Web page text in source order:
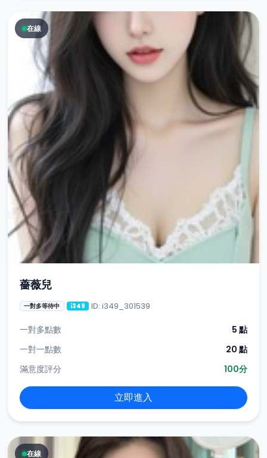
在線
薔薇兒
一對多等待中 i349 ID: i349_301539
一對多點數
5 點
一對一點數
20 點
滿意度評分
100分
立即進入
在線